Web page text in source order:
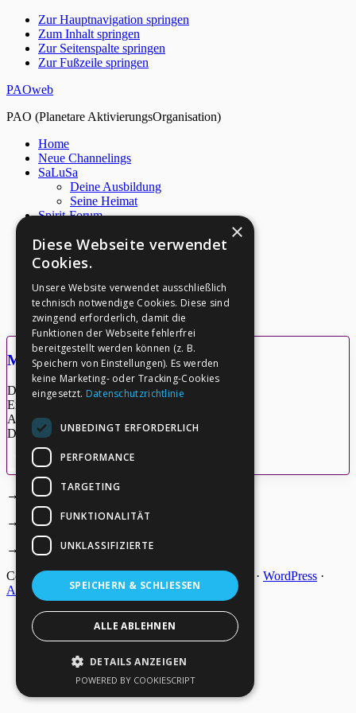
Zur Hauptnavigation springen
Zum Inhalt springen
Zur Seitenspalte springen
Zur Fußzeile springen
PAOweb
PAO (Planetare AktivierungsOrganisation)
Home
Neue Channelings
SaLuSa
Deine Ausbildung
Seine Heimat
Spirit-Forum
Netzwerk
Über PAO
Archiv
M. Quinsey
S. Nidle
Kontakt
M.Quinsey_15.01.16
Dateigröße: 110.80 KB
Erstellt: 27-05-2026
Aktualisiert: 27-05-2026
Downloads: 4
Herunterladen
Footer
→
Deine Spende
→
Impressum
→
Kontakt zum PAO Team
Copyright © 2026 ·
Genesis Framework · WordPress ·
Anmelden
×
Diese Webseite verwendet
Cookies.
Unsere Website verwendet ausschließlich
technisch notwendige Cookies. Diese sind
zwingend erforderlich, damit die
Funktionen der Webseite fehlerfrei
bereitgestellt werden können (z. B.
Speichern von Einstellungen). Es werden
keine Marketing- oder Tracking-Cookies
eingesetzt. Datenschutzrichtlinie
UNBEDINGT ERFORDERLICH
PERFORMANCE
TARGETING
FUNKTIONALITÄT
UNKLASSIFIZIERTE
SPEICHERN & SCHLIESSEN
ALLE ABLEHNEN
DETAILS ANZEIGEN
POWERED BY COOKIESCRIPT